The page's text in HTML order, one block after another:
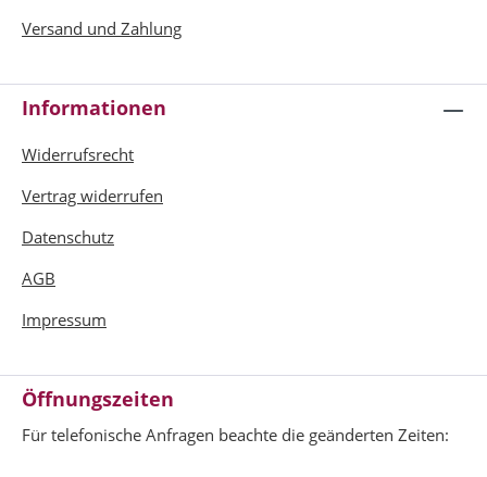
Versand und Zahlung
Informationen
Widerrufsrecht
Vertrag widerrufen
Datenschutz
AGB
Impressum
Öffnungszeiten
Für telefonische Anfragen beachte die geänderten Zeiten: